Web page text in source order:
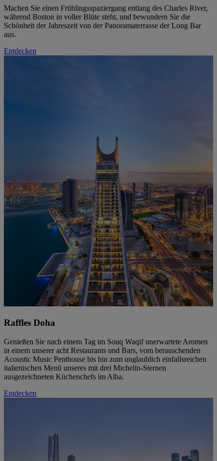
Machen Sie einen Frühlingsspaziergang entlang des Charles River,
während Boston in voller Blüte steht, und bewundern Sie die
Schönheit der Jahreszeit von der Panoramaterrasse der Long Bar
aus.
Entdecken
Raffles Doha
Genießen Sie nach einem Tag im Souq Waqif unerwartete Aromen
in einem unserer acht Restaurants und Bars, vom berauschenden
Acoustic Music Penthouse bis hin zum unglaublich einfallsreichen
italienischen Menü unseres mit drei Michelin-Sternen
ausgezeichneten Küchenchefs im Alba.
Entdecken